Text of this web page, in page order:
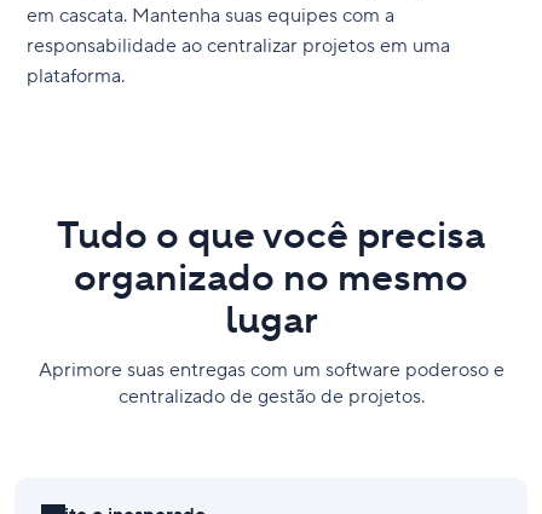
em cascata. Mantenha suas equipes com a
responsabilidade ao centralizar projetos em uma
plataforma.
Tudo o que você precisa
organizado no mesmo
lugar
Aprimore suas entregas com um software poderoso e
centralizado de gestão de projetos.